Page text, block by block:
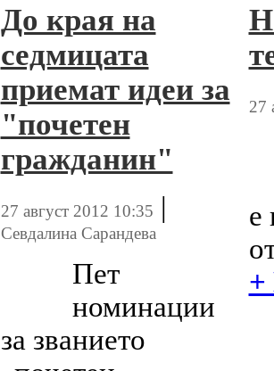
До края на
седмицата
приемат идеи за
"почетен
гражданин"
27 август 2012 10:35 |
Севдалина Сарандева
Пет
номинации
за званието
27
е
+